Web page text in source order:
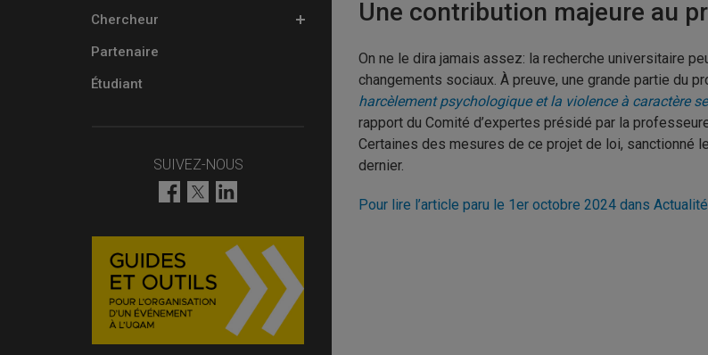
Chercheur
Partenaire
Étudiant
SUIVEZ-NOUS
Une contribution majeure au
On ne le dira jamais assez: la recherche universitaire
changements sociaux. À preuve, une grande partie du
harcèlement psychologique et la violence à caractère
rapport du Comité d’expertes présidé par la
Certaines des mesures de ce projet de loi, sanctionné
dernier.
Pour lire l’article paru le 1er octobre 2024 dans